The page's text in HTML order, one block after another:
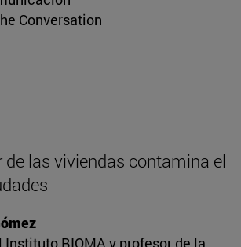
Conversation
de las viviendas contamina el
BIOMA y profesor de la